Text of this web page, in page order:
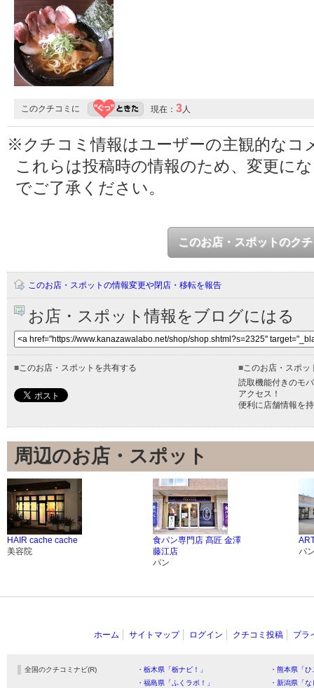
このクチコミに 現在： 3人
※クチコミ情報はユーザーの主観的なコ
これらは投稿時の情報のため、変更に
でご了承ください。
このお店・スポットのク
このお店・スポットの情報変更や閉店・移転を報告
お店・スポット情報をブログにはる
■このお店・スポットを共有する ■このお店・スポッ
読取機能付きのモ
アクセス！
便利に店舗情報を
周辺のお店・スポット
HAIR cache cache
美容院
食パン専門店 髙匠 金澤
藤江店
パン
パ
ホーム サイトマップ ログイン クチコミ投稿 プラ
全国のクチコミナビ(R) ・栃木県「栃ナビ！」
・熊本県「
・福島県「ふくラボ！」
・新潟県「